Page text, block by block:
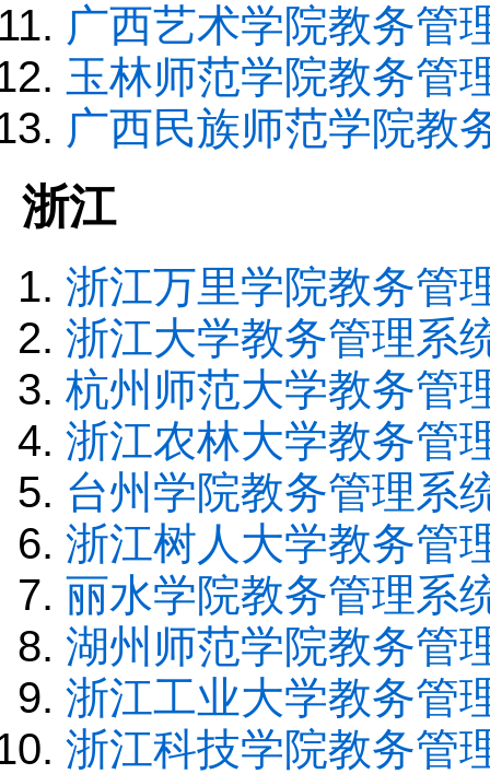
广西艺术学院教务管
玉林师范学院教务管
广西民族师范学院教
浙江
浙江万里学院教务管
浙江大学教务管理系
杭州师范大学教务管
浙江农林大学教务管
台州学院教务管理系
浙江树人大学教务管
丽水学院教务管理系
湖州师范学院教务管
浙江工业大学教务管
浙江科技学院教务管